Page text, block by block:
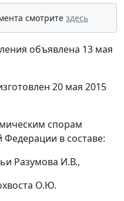
смотрите здесь
объявлена 13 мая
20 мая 2015
спорам
Федерации в составе:
Разумова И.В.,
О.Ю.